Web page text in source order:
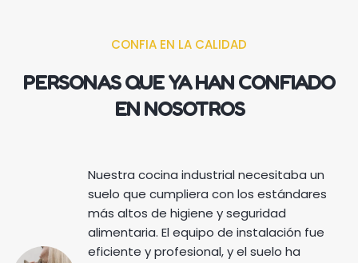
CONFIA EN LA CALIDAD
PERSONAS QUE YA HAN CONFIADO
EN NOSOTROS
Nuestra cocina industrial necesitaba un
suelo que cumpliera con los estándares
más altos de higiene y seguridad
alimentaria. El equipo de instalación fue
eficiente y profesional, y el suelo ha